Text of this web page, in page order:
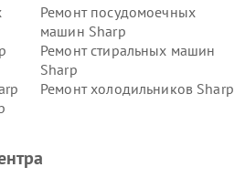
Ремонт посудомоечных
машин Sharp
Ремонт стиральных машин
Sharp
Ремонт холодильников Sharp